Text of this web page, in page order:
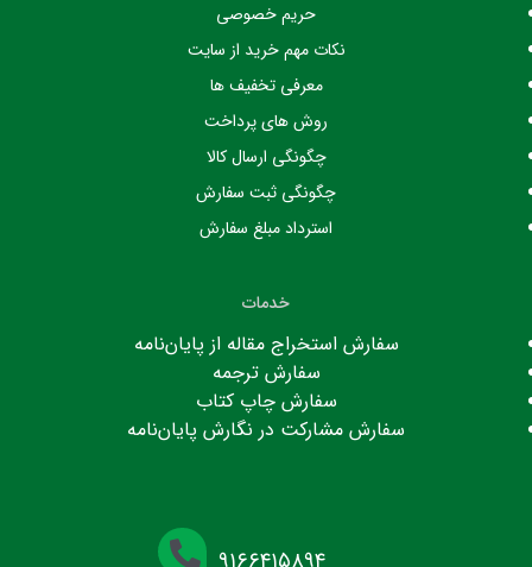
حریم خصوصی
نکات مهم خرید از سایت
معرفی تخفیف ها
روش های پرداخت
چگونگی ارسال کالا
چگونگی ثبت سفارش
استرداد مبلغ سفارش
خدمات
سفارش استخراج مقاله از پایان‌نامه
سفارش ترجمه
سفارش چاپ کتاب
سفارش مشارکت در نگارش پایان‌نامه